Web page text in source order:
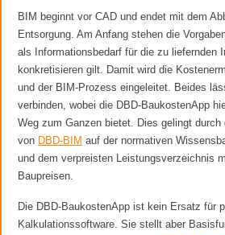
BIM beginnt vor CAD und endet mit dem
Entsorgung. Am Anfang stehen die
als Informationsbedarf für die zu liefernden
konkretisieren gilt. Damit wird die
und der BIM-Prozess eingeleitet. Beides
verbinden, wobei die DBD-BaukostenApp
Weg zum Ganzen bietet. Dies gelingt
von DBD-BIM auf der normativen
und dem verpreisten Leistungsverzeichnis
Baupreisen.
Die DBD-BaukostenApp ist kein Ersatz für
Kalkulationssoftware. Sie stellt aber